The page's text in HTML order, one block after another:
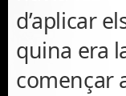
d’aplicar
quina era
començar